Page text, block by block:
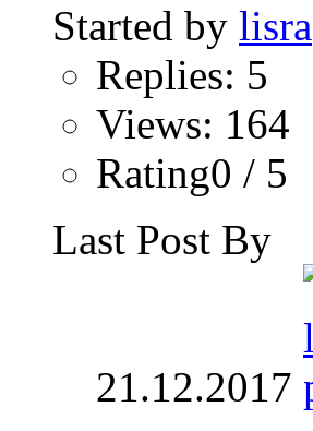
Started by lisra
Replies: 5
Views: 164
Rating0 / 5
Last Post By
21.12.2017